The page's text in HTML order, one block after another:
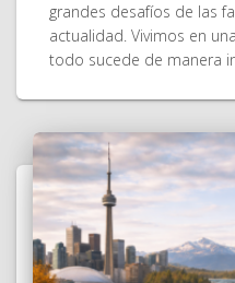
grandes desafíos de las
actualidad. Vivimos en
todo sucede de manera